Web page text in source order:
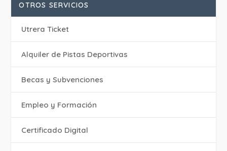
OTROS SERVICIOS
Utrera Ticket
Alquiler de Pistas Deportivas
Becas y Subvenciones
Empleo y Formación
Certificado Digital